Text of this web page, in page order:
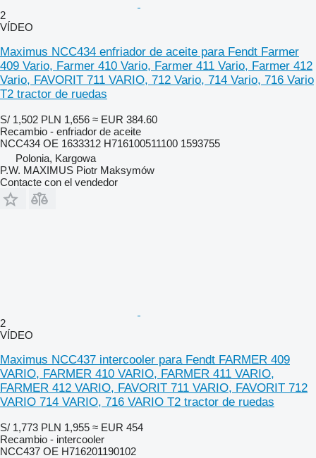
2
VÍDEO
Maximus NCC434 enfriador de aceite para Fendt Farmer
409 Vario, Farmer 410 Vario, Farmer 411 Vario, Farmer 412
Vario, FAVORIT 711 VARIO, 712 Vario, 714 Vario, 716 Vario
T2 tractor de ruedas
S/ 1,502 PLN 1,656 ≈ EUR 384.60
Recambio - enfriador de aceite
NCC434 OE 1633312 H716100511100 1593755
Polonia, Kargowa
P.W. MAXIMUS Piotr Maksymów
Contacte con el vendedor
2
VÍDEO
Maximus NCC437 intercooler para Fendt FARMER 409
VARIO, FARMER 410 VARIO, FARMER 411 VARIO,
FARMER 412 VARIO, FAVORIT 711 VARIO, FAVORIT 712
VARIO 714 VARIO, 716 VARIO T2 tractor de ruedas
S/ 1,773 PLN 1,955 ≈ EUR 454
Recambio - intercooler
NCC437 OE H716201190102